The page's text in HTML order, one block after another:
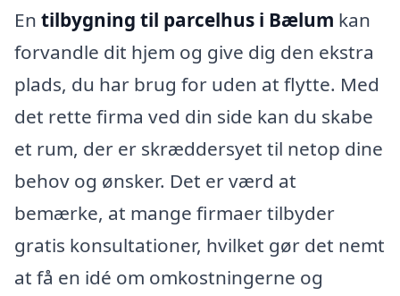
En tilbygning til parcelhus i Bælum kan
forvandle dit hjem og give dig den ekstra
plads, du har brug for uden at flytte. Med
det rette firma ved din side kan du skabe
et rum, der er skræddersyet til netop dine
behov og ønsker. Det er værd at
bemærke, at mange firmaer tilbyder
gratis konsultationer, hvilket gør det nemt
at få en idé om omkostningerne og